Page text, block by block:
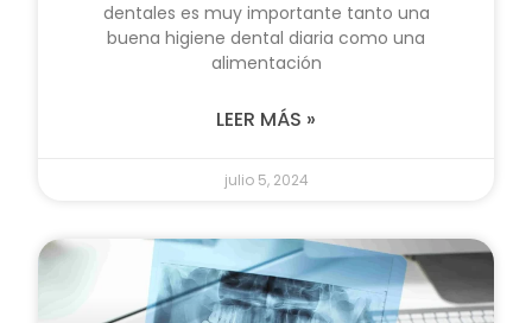
dentales es muy importante tanto una
buena higiene dental diaria como una
alimentación
LEER MÁS »
julio 5, 2024